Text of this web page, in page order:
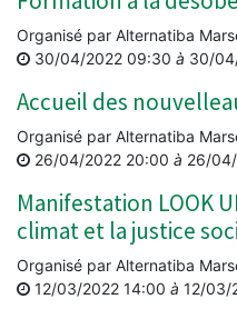
Organisé par Alternatiba
30/04/2022 09:30 à 30/
Accueil des
Organisé par Alternatiba
26/04/2022 20:00 à 26/
Manifestation LOOK
climat et la justice
Organisé par Alternatiba
12/03/2022 14:00 à 12/03/